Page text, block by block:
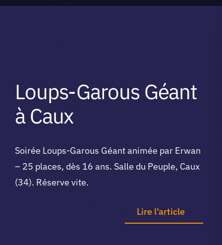
app.
Loups-Garous Géant
à Caux
Soirée Loups-Garous Géant animée par Erwan
– 25 places, dès 16 ans. Salle du Peuple, Caux
(34). Réserve vite.
Lire l’article